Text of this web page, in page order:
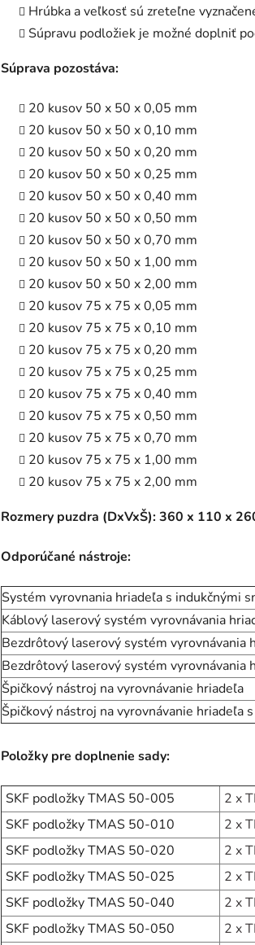
Hrúbka a veľkosť sú zreteľne
Súpravu podložiek je možné doplniť
Súprava pozostáva:
20 kusov 50 x 50 x 0,05 mm
20 kusov 50 x 50 x 0,10 mm
20 kusov 50 x 50 x 0,20 mm
20 kusov 50 x 50 x 0,25 mm
20 kusov 50 x 50 x 0,40 mm
20 kusov 50 x 50 x 0,50 mm
20 kusov 50 x 50 x 0,70 mm
20 kusov 50 x 50 x 1,00 mm
20 kusov 50 x 50 x 2,00 mm
20 kusov 75 x 75 x 0,05 mm
20 kusov 75 x 75 x 0,10 mm
20 kusov 75 x 75 x 0,20 mm
20 kusov 75 x 75 x 0,25 mm
20 kusov 75 x 75 x 0,40 mm
20 kusov 75 x 75 x 0,50 mm
20 kusov 75 x 75 x 0,70 mm
20 kusov 75 x 75 x 1,00 mm
20 kusov 75 x 75 x 2,00 mm
Rozmery puzdra (DxVxŠ): 360 x 110 x
Odporúčané nástroje:
Systém vyrovnania hriadeľa s indukčnými
Káblový laserový systém vyrovnávania
Bezdrôtový laserový systém vyrovnávania
Bezdrôtový laserový systém
Špičkový nástroj na vyrovnávanie hriadeľa
Špičkový nástroj na vyrovnávanie hriadeľa
Položky pre doplnenie sady:
SKF podložky TMAS 50-005 2 x
SKF podložky TMAS 50-010
2 x
SKF podložky TMAS 50-020
2 x
SKF podložky TMAS 50-025
2 x
SKF podložky TMAS 50-040
2 x
SKF podložky TMAS 50-050
2 x